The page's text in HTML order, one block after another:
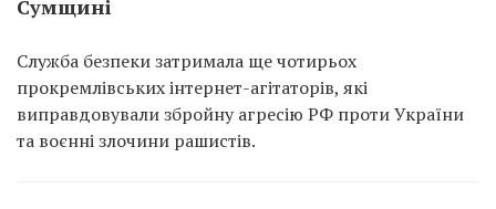
Сумщині
Служба безпеки затримала ще чотирьох
прокремлівських інтернет-агітаторів, які
виправдовували збройну агресію РФ проти України
та воєнні злочини рашистів.